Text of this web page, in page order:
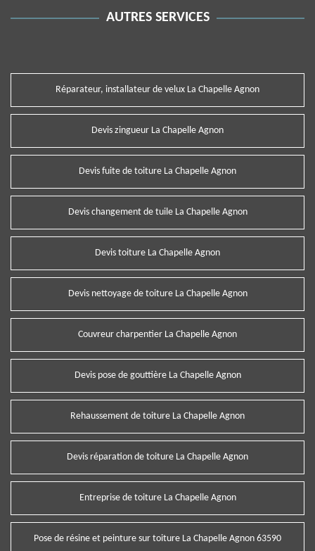
AUTRES SERVICES
Réparateur, installateur de velux La Chapelle Agnon
Devis zingueur La Chapelle Agnon
Devis fuite de toiture La Chapelle Agnon
Devis changement de tuile La Chapelle Agnon
Devis toiture La Chapelle Agnon
Devis nettoyage de toiture La Chapelle Agnon
Couvreur charpentier La Chapelle Agnon
Devis pose de gouttière La Chapelle Agnon
Rehaussement de toiture La Chapelle Agnon
Devis réparation de toiture La Chapelle Agnon
Entreprise de toiture La Chapelle Agnon
Pose de résine et peinture sur toiture La Chapelle Agnon 63590